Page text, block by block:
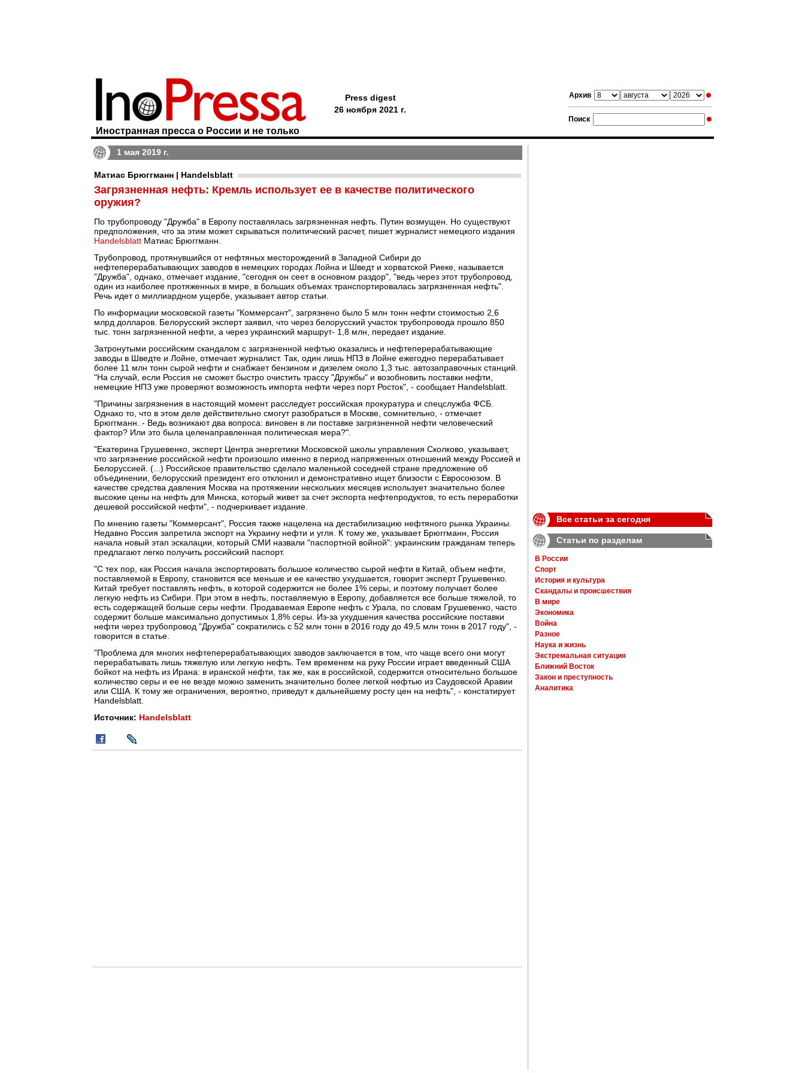
Архив
Поиск
Иностранная пресса о России и не только
Press digest
26 ноября 2021 г.
1 мая 2019 г.
Матиас Брюггманн | Handelsblatt
Загрязненная нефть: Кремль использует ее в качестве политического
оружия?
По трубопроводу "Дружба" в Европу поставлялась загрязненная нефть. Путин возмущен. Но существуют
предположения, что за этим может скрываться политический расчет, пишет журналист немецкого издания
Handelsblatt Матиас Брюггманн.
Трубопровод, протянувшийся от нефтяных месторождений в Западной Сибири до
нефтеперерабатывающих заводов в немецких городах Лойна и Шведт и хорватской Риеке, называется
"Дружба", однако, отмечает издание, "сегодня он сеет в основном раздор", "ведь через этот трубопровод,
один из наиболее протяженных в мире, в больших объемах транспортировалась загрязненная нефть".
Речь идет о миллиардном ущербе, указывает автор статьи.
По информации московской газеты "Коммерсант", загрязнено было 5 млн тонн нефти стоимостью 2,6
млрд долларов. Белорусский эксперт заявил, что через белорусский участок трубопровода прошло 850
тыс. тонн загрязненной нефти, а через украинский маршрут- 1,8 млн, передает издание.
Затронутыми российским скандалом с загрязненной нефтью оказались и нефтеперерабатывающие
заводы в Шведте и Лойне, отмечает журналист. Так, один лишь НПЗ в Лойне ежегодно перерабатывает
более 11 млн тонн сырой нефти и снабжает бензином и дизелем около 1,3 тыс. автозаправочных станций.
"На случай, если Россия не сможет быстро очистить трассу "Дружбы" и возобновить поставки нефти,
немецкие НПЗ уже проверяют возможность импорта нефти через порт Росток", - сообщает Handelsblatt.
"Причины загрязнения в настоящий момент расследует российская прокуратура и спецслужба ФСБ.
Однако то, что в этом деле действительно смогут разобраться в Москве, сомнительно, - отмечает
Брюггманн. - Ведь возникают два вопроса: виновен в ли поставке загрязненной нефти человеческий
фактор? Или это была целенаправленная политическая мера?".
"Екатерина Грушевенко, эксперт Центра энергетики Московской школы управления Сколково, указывает,
что загрязнение российской нефти произошло именно в период напряженных отношений между Россией и
Белоруссией. (...) Российское правительство сделало маленькой соседней стране предложение об
объединении, белорусский президент его отклонил и демонстративно ищет близости с Евросоюзом. В
качестве средства давления Москва на протяжении нескольких месяцев использует значительно более
высокие цены на нефть для Минска, который живет за счет экспорта нефтепродуктов, то есть переработки
дешевой российской нефти", - подчеркивает издание.
По мнению газеты "Коммерсант", Россия также нацелена на дестабилизацию нефтяного рынка Украины.
Недавно Россия запретила экспорт на Украину нефти и угля. К тому же, указывает Брюггманн, Россия
начала новый этап эскалации, который СМИ назвали "паспортной войной": украинским гражданам теперь
предлагают легко получить российский паспорт.
"С тех пор, как Россия начала экспортировать большое количество сырой нефти в Китай, объем нефти,
поставляемой в Европу, становится все меньше и ее качество ухудшается, говорит эксперт Грушевенко.
Китай требует поставлять нефть, в которой содержится не более 1% серы, и поэтому получает более
легкую нефть из Сибири. При этом в нефть, поставляемую в Европу, добавляется все больше тяжелой, то
есть содержащей больше серы нефти. Продаваемая Европе нефть с Урала, по словам Грушевенко, часто
содержит больше максимально допустимых 1,8% серы. Из-за ухудшения качества российские поставки
нефти через трубопровод "Дружба" сократились с 52 млн тонн в 2016 году до 49,5 млн тонн в 2017 году", -
говорится в статье.
"Проблема для многих нефтеперерабатывающих заводов заключается в том, что чаще всего они могут
перерабатывать лишь тяжелую или легкую нефть. Тем временем на руку России играет введенный США
бойкот на нефть из Ирана: в иранской нефти, так же, как в российской, содержится относительно большое
количество серы и ее не везде можно заменить значительно более легкой нефтью из Саудовской Аравии
или США. К тому же ограничения, вероятно, приведут к дальнейшему росту цен на нефть", - констатирует
Handelsblatt.
Источник: Handelsblatt
Все статьи за сегодня
Статьи по разделам
В России
Спорт
История и культура
Скандалы и происшествия
В мире
Экономика
Война
Разное
Наука и жизнь
Экстремальная ситуация
Ближний Восток
Закон и преступность
Аналитика